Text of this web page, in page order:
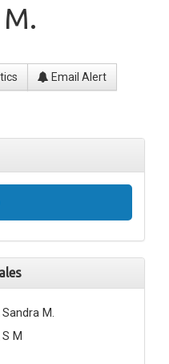
Email Alert
M.
M